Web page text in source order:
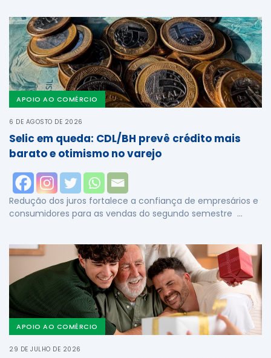
APOIO AO COMÉRCIO
6 DE AGOSTO DE 2026
Selic em queda: CDL/BH prevê crédito mais
barato e otimismo no varejo
Redução dos juros fortalece a confiança de empresários e
consumidores para as vendas do segundo semestre …
APOIO AO COMÉRCIO
29 DE JULHO DE 2026